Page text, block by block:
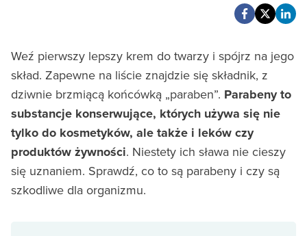
Weź pierwszy lepszy krem do twarzy i spójrz na jego
skład. Zapewne na liście znajdzie się składnik, z
dziwnie brzmiącą końcówką „paraben”. Parabeny to
substancje konserwujące, których używa się nie
tylko do kosmetyków, ale także i leków czy
produktów żywności. Niestety ich sława nie cieszy
się uznaniem. Sprawdź, co to są parabeny i czy są
szkodliwe dla organizmu.